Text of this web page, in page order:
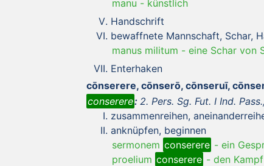
manu - künstlich
Handschrift
bewaffnete Mannschaft, Schar,
manus militum - eine Schar von
Enterhaken
cōnserere, cōnserō, cōnseruī,
conserere: 2. Pers. Sg. Fut. I Ind.
zusammenreihen,
anknüpfen, beginnen
sermonem conserere - ein
proelium conserere - den